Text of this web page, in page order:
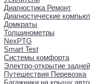
Диагностика Ремонт
Диагностические
Домкраты
Толщинометры
NexPTG
Smart Test
Системы комфорта
Электро-открытие
Путешествия Перевозка
Багажники на крышу